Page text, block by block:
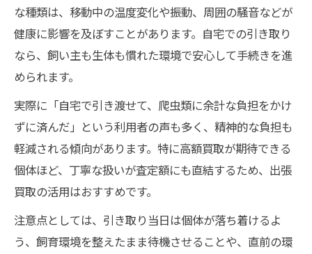
な種類は、移動中の温度変化や振動、周囲の騒音などが
健康に影響を及ぼすことがあります。自宅での引き取り
なら、飼い主も生体も慣れた環境で安心して手続きを進
められます。
実際に「自宅で引き渡せて、爬虫類に余計な負担をかけ
ずに済んだ」という利用者の声も多く、精神的な負担も
軽減される傾向があります。特に高額買取が期待できる
個体ほど、丁寧な扱いが査定額にも直結するため、出張
買取の活用はおすすめです。
注意点としては、引き取り当日は個体が落ち着けるよ
う、飼育環境を整えたまま待機させることや、直前の環